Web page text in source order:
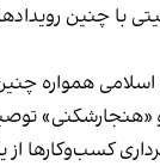
با چنین
همواره
«هنجارشکنی»
کسب‌وکارها از